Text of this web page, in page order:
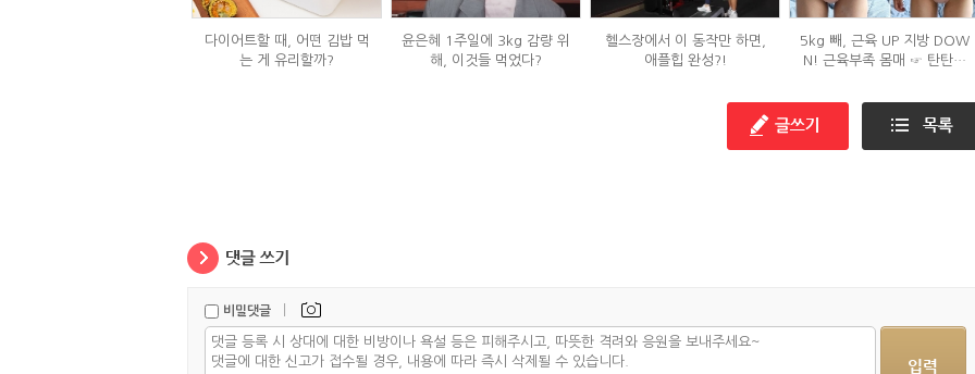
다이어트할 때, 어떤 김밥 먹
는 게 유리할까?
윤은혜 1주일에 3kg 감량 위
해, 이것들 먹었다?
헬스장에서 이 동작만 하면,
애플힙 완성?!
5kg 빼, 근육 UP 지방 DOW
N! 근육부족 몸매 ☞ 탄탄몸
비밀댓글